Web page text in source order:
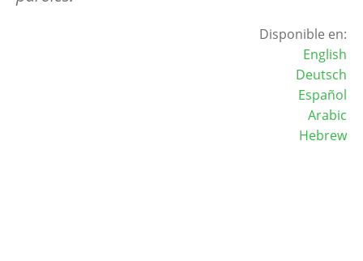
Disponible en:
English
Deutsch
Español
Arabic
Hebrew